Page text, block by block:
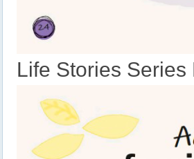
Life Stories